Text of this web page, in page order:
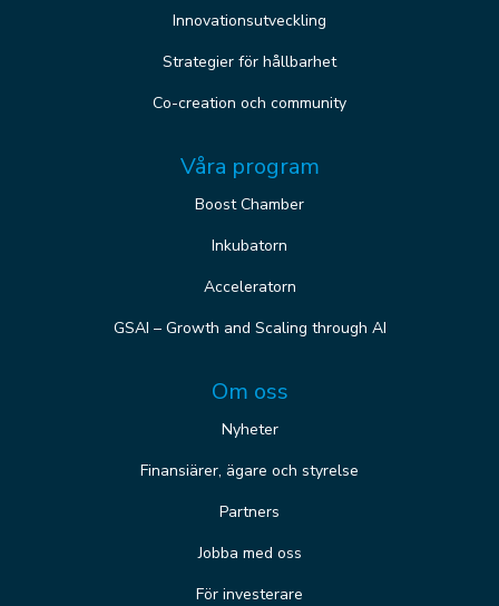
Innovationsutveckling
Strategier för hållbarhet
Co-creation och community
Våra program
Boost Chamber
Inkubatorn
Acceleratorn
GSAI – Growth and Scaling through AI
Om oss
Nyheter
Finansiärer, ägare och styrelse
Partners
Jobba med oss
För investerare